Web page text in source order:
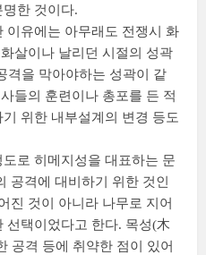
한 것이다.
이유에는 아무래도 전쟁시 화
살이나 날리던 시절의 성곽
격을 막아야하는 성곽이 같
들의 훈련이나 총포를 든 적
위한 내부설계의 변경 등도
로 히메지성을 대표하는 문
공격에 대비하기 위한 것인
진 것이 아니라 나무로 지어
선택이었다고 한다. 목성(木
공격 등에 취약한 점이 있어